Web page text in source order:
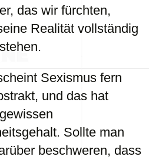
das wir fürchten,
Realität vollständig
Sexismus fern
und das hat
Sollte man
beschweren, dass